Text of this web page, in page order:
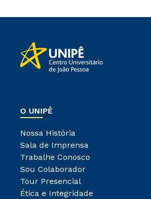
O UNIPÊ
Nossa História
Sala de Imprensa
Trabalhe Conosco
Sou Colaborador
Tour Presencial
Ética e Integridade